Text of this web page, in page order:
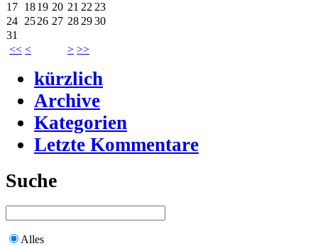
<< < > >>
17 1819 20 21 22 23
24 2526 27 28 2930
31
kürzlich
Archive
Kategorien
Letzte Kommentare
Suche
Alles